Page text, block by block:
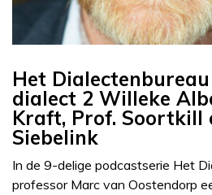
Het
dialect 2 Willeke
Kraft, Prof. Soortkill
Siebelink
In de 9-delige podcastserie Het
professor Marc van Oostendorp